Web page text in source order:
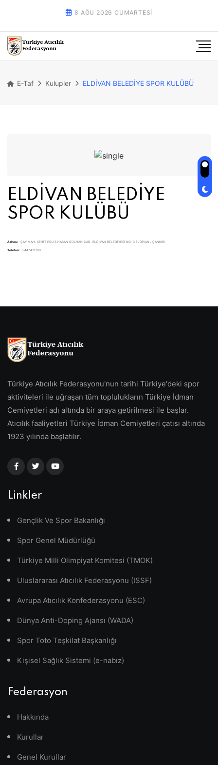
8 AĞU 2026 CUMARTESI
E-Taf Kulupler ELDİVAN BELEDİYE SPOR KULÜBÜ
ELDİVAN BELEDİYE
SPOR KULÜBÜ
Adres: ÇAY MAH. ŞEHİT POLİS HASAN GÜLHAN CAD. ELDİVAN BELEDİYESİ NO: 3 ELDİVAN / ÇANKIRI
Telefon: 5447431180
Türkiye Atıcılık Federasyonu'nun tarihi Türkiye'deki spor
aktiviteleri ile uğraşan tüm toplulukların Türkiye İdman
Cemiyetleri adı altında bir araya getirilmesi ile başlar.
Atıcılık faaliyetleri Türkiye İdman Cemiyetleri çatısı altında
1923 yılında başlatılır.
Linkler
Gençlik Ve Spor Bakanlığı
Spor Genel Müdürlüğü
Türkiye Milli Olimpiyat Komitesi (TMOK)
Uluslararası Atıcılık Federasyonu (ISSF)
Avrupa Atıcılık Konfederasyonu (ESC)
Dünya Anti-Doping Ajansı (WADA)
Spor Toto Teşkilat Başkanlığı
Kişisel Sağlık Sistemi (e-nabız)
Federasyon
Hakkında
Kurullar
Genel Kurullar